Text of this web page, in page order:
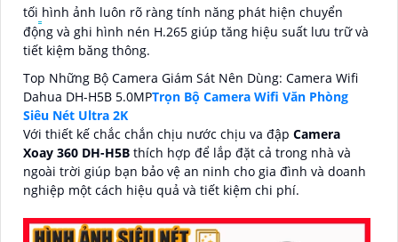
tối hình ảnh luôn rõ ràng tính năng phát hiện chuyển
động và ghi hình nén H.265 giúp tăng hiệu suất lưu trữ và
tiết kiệm băng thông.
Top Những Bộ Camera Giám Sát Nên Dùng: Camera Wifi
Dahua DH-H5B 5.0MPTrọn Bộ Camera Wifi Văn Phòng
Siêu Nét Ultra 2K
Với thiết kế chắc chắn chịu nước chịu va đập Camera
Xoay 360 DH-H5B thích hợp để lắp đặt cả trong nhà và
ngoài trời giúp bạn bảo vệ an ninh cho gia đình và doanh
nghiệp một cách hiệu quả và tiết kiệm chi phí.